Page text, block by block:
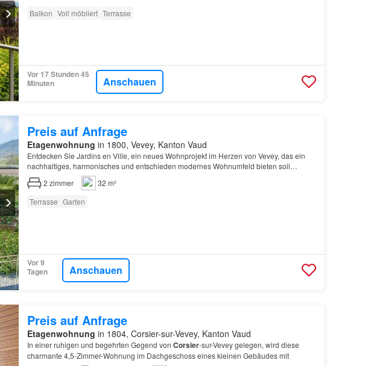
Balkon Voll möbliert Terrasse
Vor 17 Stunden 45
Minuten
Anschauen
Preis auf Anfrage
Etagenwohnung in 1800, Vevey, Kanton Vaud
Entdecken Sie Jardins en Ville, ein neues Wohnprojekt im Herzen von Vevey, das ein
nachhaltiges, harmonisches und entschieden modernes Wohnumfeld bieten soll…
2 zimmer
32 m²
Terrasse Garten
Vor 9
Tagen
Anschauen
Preis auf Anfrage
Etagenwohnung in 1804, Corsier-sur-Vevey, Kanton Vaud
In einer ruhigen und begehrten Gegend von Corsier-sur-Vevey gelegen, wird diese
charmante 4,5-Zimmer-Wohnung im Dachgeschoss eines kleinen Gebäudes mit